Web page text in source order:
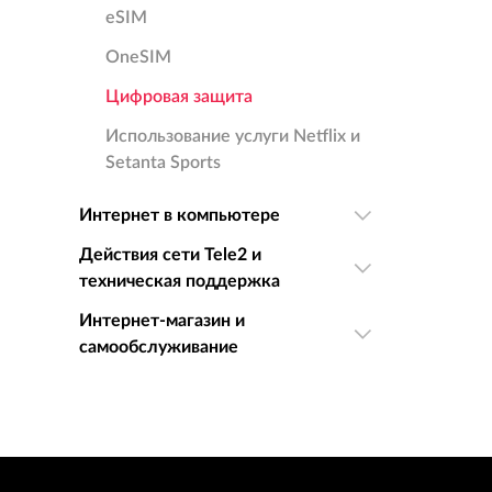
eSIM
OneSIM
Цифровая защита
Использование услуги Netflix и
Setanta Sports
Интернет в компьютере
Действия сети Tele2 и
техническая поддержка
Интернет-магазин и
самообслуживание